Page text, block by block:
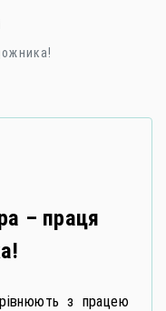
– праця
з працею